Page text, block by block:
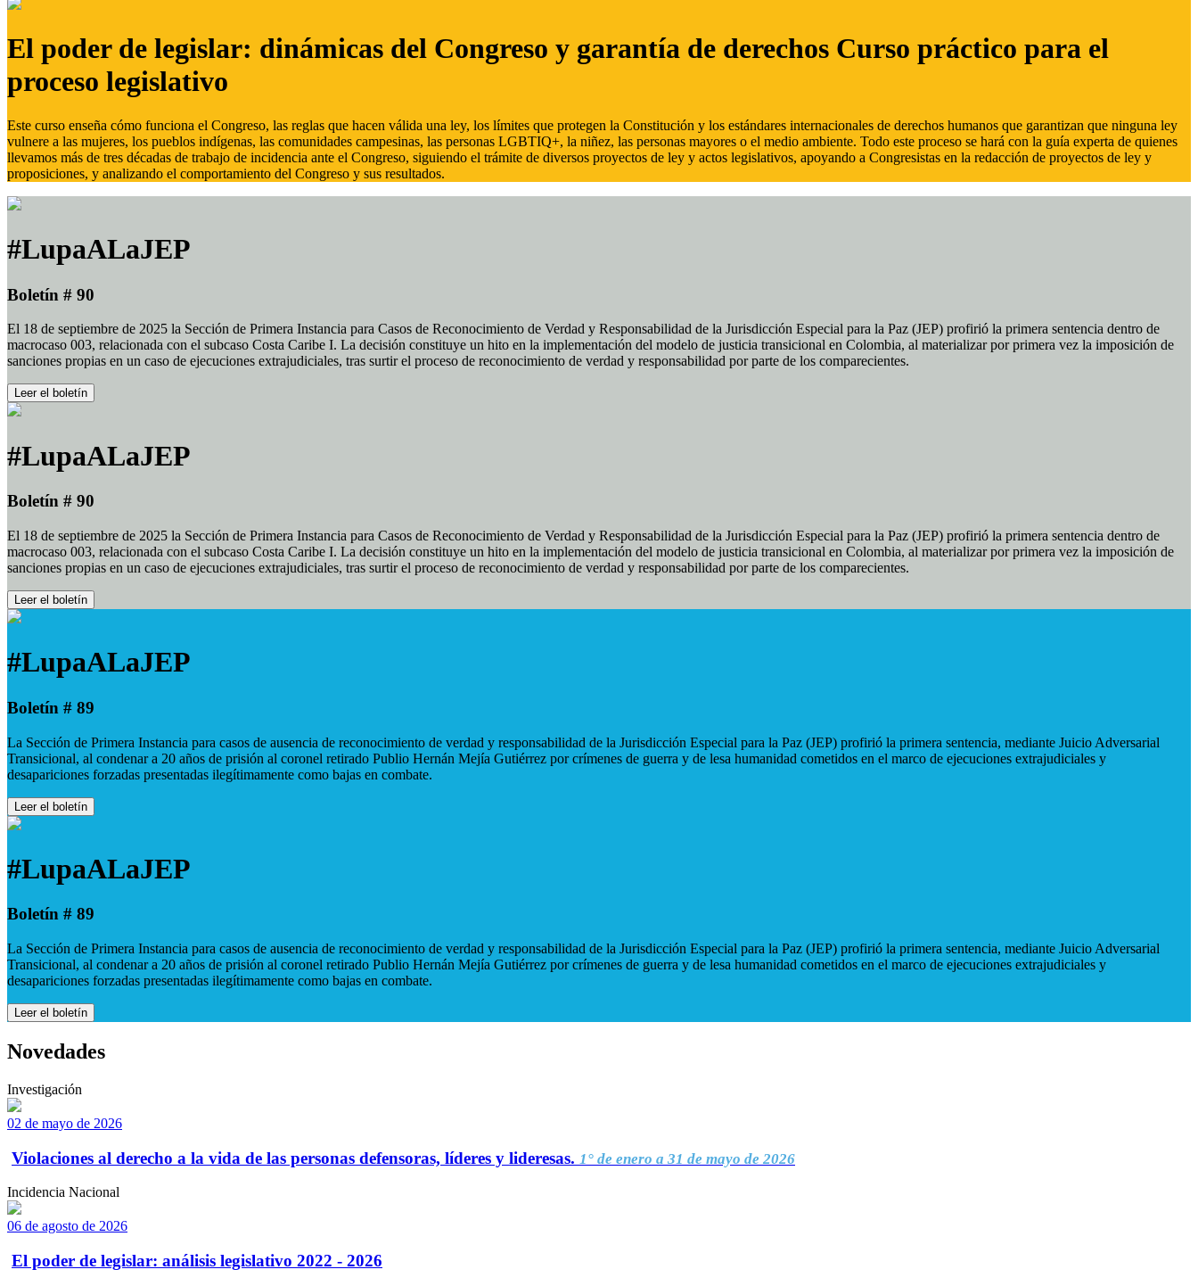
El poder de legislar: dinámicas del Congreso y garantía de derechos Curso práctico para el
proceso legislativo
Este curso enseña cómo funciona el Congreso, las reglas que hacen válida una ley, los límites que protegen la Constitución y los estándares internacionales de derechos humanos que garantizan que ninguna ley
vulnere a las mujeres, los pueblos indígenas, las comunidades campesinas, las personas LGBTIQ+, la niñez, las personas mayores o el medio ambiente. Todo este proceso se hará con la guía experta de quienes
llevamos más de tres décadas de trabajo de incidencia ante el Congreso, siguiendo el trámite de diversos proyectos de ley y actos legislativos, apoyando a Congresistas en la redacción de proyectos de ley y
proposiciones, y analizando el comportamiento del Congreso y sus resultados.
#LupaALaJEP
Boletín # 90
El 18 de septiembre de 2025 la Sección de Primera Instancia para Casos de Reconocimiento de Verdad y Responsabilidad de la Jurisdicción Especial para la Paz (JEP) profirió la primera sentencia dentro de
macrocaso 003, relacionada con el subcaso Costa Caribe I. La decisión constituye un hito en la implementación del modelo de justicia transicional en Colombia, al materializar por primera vez la imposición de
sanciones propias en un caso de ejecuciones extrajudiciales, tras surtir el proceso de reconocimiento de verdad y responsabilidad por parte de los comparecientes.
Leer el boletín
#LupaALaJEP
Boletín # 90
El 18 de septiembre de 2025 la Sección de Primera Instancia para Casos de Reconocimiento de Verdad y Responsabilidad de la Jurisdicción Especial para la Paz (JEP) profirió la primera sentencia dentro de
macrocaso 003, relacionada con el subcaso Costa Caribe I. La decisión constituye un hito en la implementación del modelo de justicia transicional en Colombia, al materializar por primera vez la imposición de
sanciones propias en un caso de ejecuciones extrajudiciales, tras surtir el proceso de reconocimiento de verdad y responsabilidad por parte de los comparecientes.
Leer el boletín
#LupaALaJEP
Boletín # 89
La Sección de Primera Instancia para casos de ausencia de reconocimiento de verdad y responsabilidad de la Jurisdicción Especial para la Paz (JEP) profirió la primera sentencia, mediante Juicio Adversarial
Transicional, al condenar a 20 años de prisión al coronel retirado Publio Hernán Mejía Gutiérrez por crímenes de guerra y de lesa humanidad cometidos en el marco de ejecuciones extrajudiciales y
desapariciones forzadas presentadas ilegítimamente como bajas en combate.
Leer el boletín
#LupaALaJEP
Boletín # 89
La Sección de Primera Instancia para casos de ausencia de reconocimiento de verdad y responsabilidad de la Jurisdicción Especial para la Paz (JEP) profirió la primera sentencia, mediante Juicio Adversarial
Transicional, al condenar a 20 años de prisión al coronel retirado Publio Hernán Mejía Gutiérrez por crímenes de guerra y de lesa humanidad cometidos en el marco de ejecuciones extrajudiciales y
desapariciones forzadas presentadas ilegítimamente como bajas en combate.
Leer el boletín
Novedades
Investigación
02 de mayo de 2026
Violaciones al derecho a la vida de las personas defensoras, líderes y lideresas. 1° de enero a 31 de mayo de 2026
Incidencia Nacional
06 de agosto de 2026
El poder de legislar: análisis legislativo 2022 - 2026